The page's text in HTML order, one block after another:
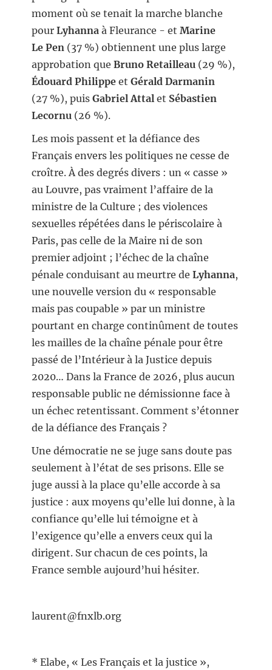
moment où se tenait la marche blanche
pour Lyhanna à Fleurance - et Marine
Le Pen (37 %) obtiennent une plus large
approbation que Bruno Retailleau (29 %),
Édouard Philippe et Gérald Darmanin
(27 %), puis Gabriel Attal et Sébastien
Lecornu (26 %).
Les mois passent et la défiance des
Français envers les politiques ne cesse de
croître. À des degrés divers : un « casse »
au Louvre, pas vraiment l’affaire de la
ministre de la Culture ; des violences
sexuelles répétées dans le périscolaire à
Paris, pas celle de la Maire ni de son
premier adjoint ; l’échec de la chaîne
pénale conduisant au meurtre de Lyhanna,
une nouvelle version du « responsable
mais pas coupable » par un ministre
pourtant en charge continûment de toutes
les mailles de la chaîne pénale pour être
passé de l’Intérieur à la Justice depuis
2020… Dans la France de 2026, plus aucun
responsable public ne démissionne face à
un échec retentissant. Comment s’étonner
de la défiance des Français ?
Une démocratie ne se juge sans doute pas
seulement à l’état de ses prisons. Elle se
juge aussi à la place qu’elle accorde à sa
justice : aux moyens qu’elle lui donne, à la
confiance qu’elle lui témoigne et à
l’exigence qu’elle a envers ceux qui la
dirigent. Sur chacun de ces points, la
France semble aujourd’hui hésiter.
laurent@fnxlb.org
* Elabe, « Les Français et la justice »,